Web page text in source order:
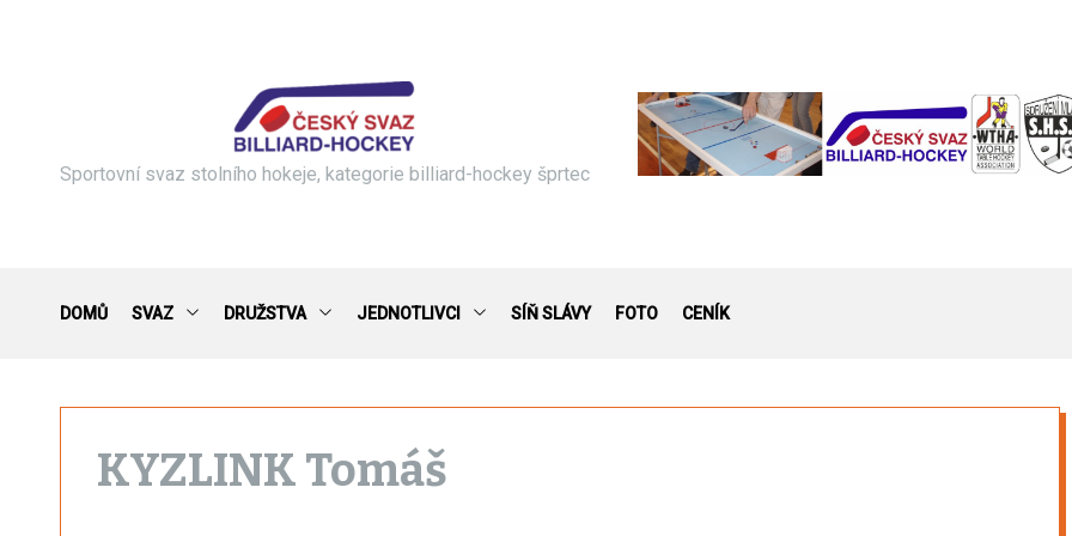
Sportovní svaz stolního hokeje, kategorie billiard-hockey šprtec
DOMŮ SVAZ DRUŽSTVA JEDNOTLIVCI SÍŇ SLÁVY FOTO CENÍK
KYZLINK Tomáš